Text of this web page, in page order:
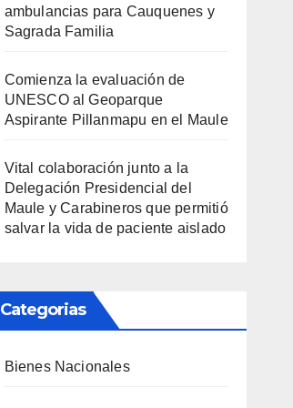
ambulancias para Cauquenes y
Sagrada Familia
Comienza la evaluación de
UNESCO al Geoparque
Aspirante Pillanmapu en el Maule
Vital colaboración junto a la
Delegación Presidencial del
Maule y Carabineros que permitió
salvar la vida de paciente aislado
Categorias
Bienes Nacionales